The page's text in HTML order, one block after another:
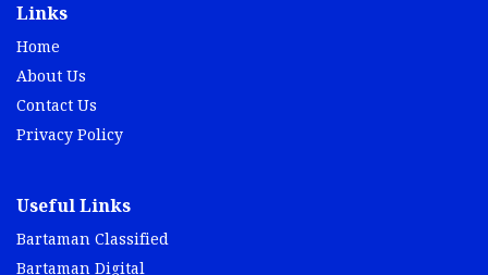
Links
Home
About Us
Contact Us
Privacy Policy
Useful Links
Bartaman Classified
Bartaman Digital